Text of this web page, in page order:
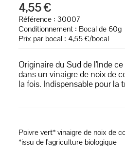
4,55 €
Référence : 30007
Conditionnement : Bocal de 60g
Prix par bocal : 4,55 €/bocal
Originaire du Sud de l'Inde
dans un vinaigre de noix de
la fois. Indispensable pour la
Poivre vert* vinaigre de noix de
*issu de l'agriculture biologique